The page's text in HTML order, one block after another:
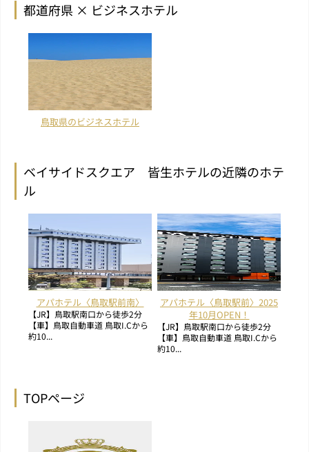
都道府県 × ビジネスホテル
鳥取県のビジネスホテル
ベイサイドスクエア 皆生ホテルの近隣のホテ
ル
アパホテル〈鳥取駅前南〉
【JR】鳥取駅南口から徒歩2分
【車】鳥取自動車道 鳥取I.Cから
約10...
アパホテル〈鳥取駅前〉2025
年10月OPEN！
【JR】鳥取駅南口から徒歩2分
【車】鳥取自動車道 鳥取I.Cから
約10...
TOPページ